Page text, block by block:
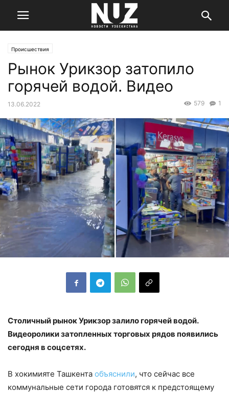
Происшествия
Рынок Урикзор затопило
горячей водой. Видео
13.06.2022 1
579
Столичный рынок Урикзор залило горячей водой.
Видеоролики затопленных торговых рядов появились
сегодня в соцсетях.
В хокимияте Ташкента объяснили, что сейчас все
коммунальные сети города готовятся к предстоящему